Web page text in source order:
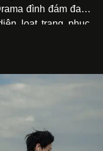
đình đám đang
loạt trang phục,
với địa vị trên màn